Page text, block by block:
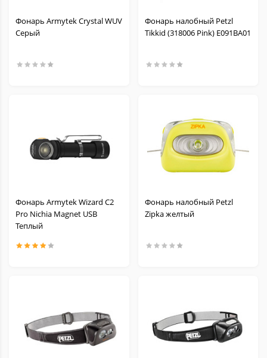
Фонарь Armytek Crystal WUV
Серый
Фонарь налобный Petzl
Tikkid (318006 Pink) E091BA01
Фонарь Armytek Wizard C2
Pro Nichia Magnet USB
Теплый
Фонарь налобный Petzl
Zipka желтый